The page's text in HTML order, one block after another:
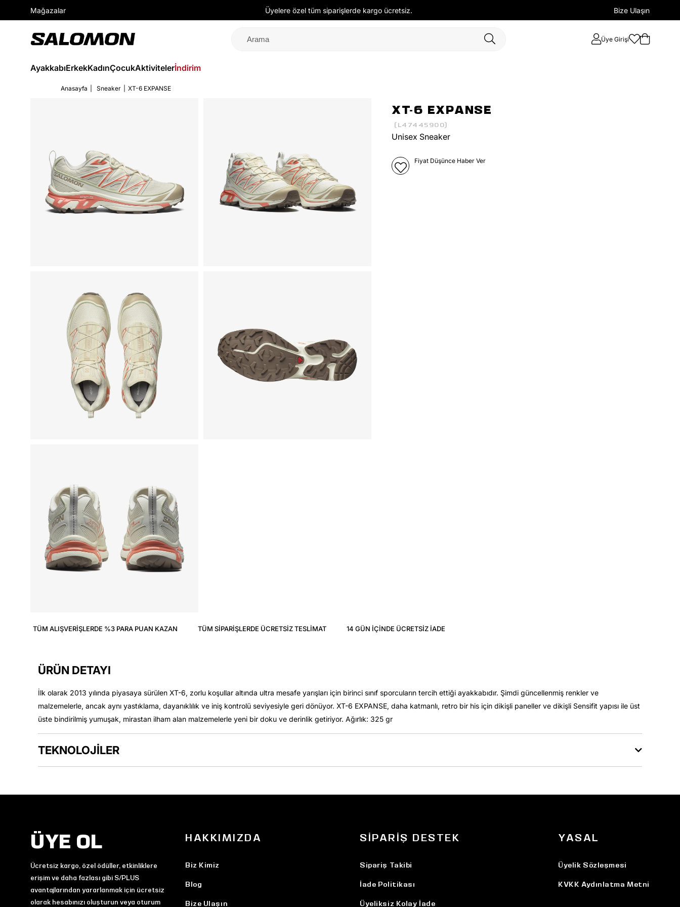
Mağazalar Üyelere özel tüm siparişlerde kargo ücretsiz. Bize Ulaşın
Üye Girişi
AyakkabıErkekKadınÇocukAktivitelerİndirim
Anasayfa Sneaker XT-6 EXPANSE
XT-6 EXPANSE
(L47445900)
Unisex Sneaker
Fiyat Düşünce Haber Ver
TÜM ALIŞVERIŞLERDE %3 PARA PUAN KAZAN TÜM SIPARIŞLERDE ÜCRETSIZ TESLIMAT 14 GÜN IÇINDE ÜCRETSIZ IADE
ÜRÜN DETAYI
İlk olarak 2013 yılında piyasaya sürülen XT-6, zorlu koşullar altında ultra mesafe yarışları için birinci sınıf sporcuların tercih ettiği ayakkabıdır. Şimdi güncellenmiş renkler ve
malzemelerle, ancak aynı yastıklama, dayanıklılık ve iniş kontrolü seviyesiyle geri dönüyor. XT-6 EXPANSE, daha katmanlı, retro bir his için dikişli paneller ve dikişli Sensifit yapısı ile üst
üste bindirilmiş yumuşak, mirastan ilham alan malzemelerle yeni bir doku ve derinlik getiriyor. Ağırlık: 325 gr
TEKNOLOJİLER
ÜYE OL
Ücretsiz kargo, özel ödüller, etkinliklere
erişim ve daha fazlası gibi S/PLUS
avantajlarından yararlanmak için ücretsiz
olarak hesabınızı oluşturun veya oturum
HAKKIMIZDA
Biz Kimiz
Blog
Bize Ulaşın
SIPARIŞ DESTEK
Sipariş Takibi
İade Politikası
Üyeliksiz Kolay İade
YASAL
Üyelik Sözleşmesi
KVKK Aydınlatma Metni